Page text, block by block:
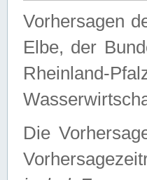
Vorhersagen
Elbe, der
Rheinland-
Die